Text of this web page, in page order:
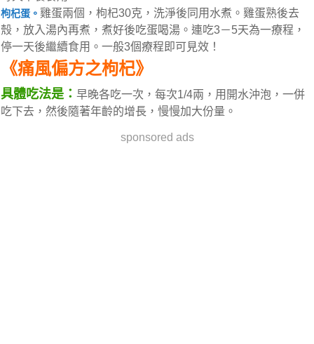
枸杞蛋。 雞蛋兩個，枸杞30克，洗淨後同用水煮。雞蛋熟後去
殼，放入湯內再煮，煮好後吃蛋喝湯。連吃3－5天為一療程，
停一天後繼續食用。一般3個療程即可見效！
《痛風偏方之枸杞》
具體吃法是： 早晚各吃一次，每次1/4兩，用開水沖泡，一併
吃下去，然後隨著年齡的增長，慢慢加大份量。
sponsored ads